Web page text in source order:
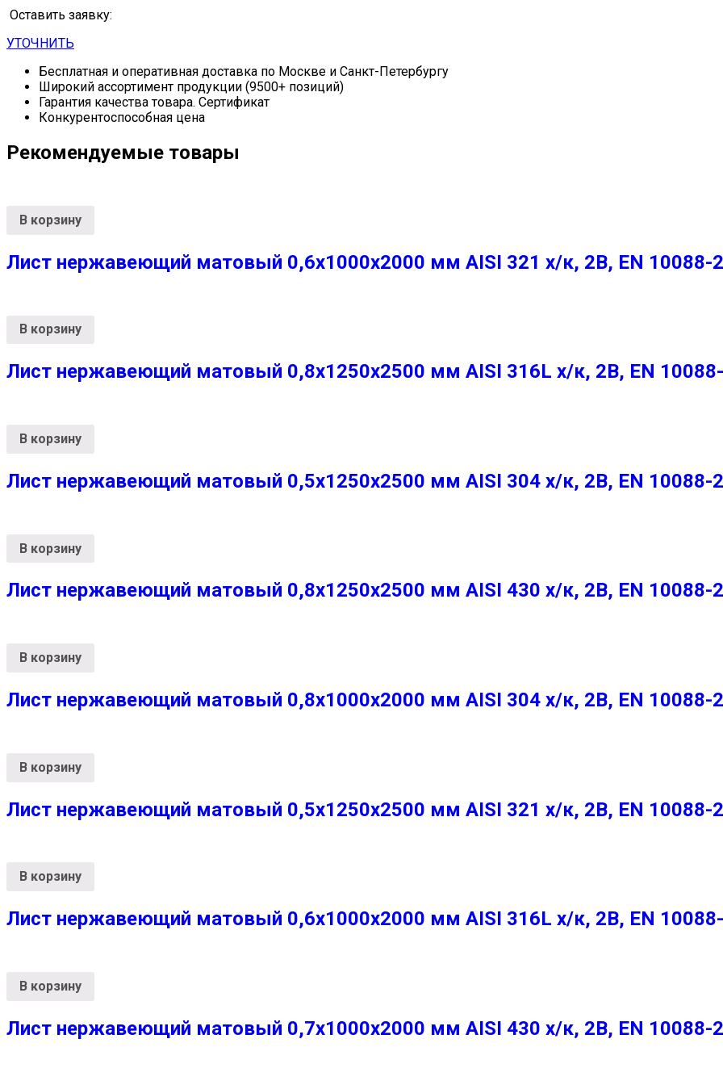
Оставить заявку:
УТОЧНИТЬ
Бесплатная и оперативная доставка по Москве и Санкт-Петербургу
Широкий ассортимент продукции (9500+ позиций)
Гарантия качества товара. Сертификат
Конкурентоспособная цена
Рекомендуемые товары
В корзину
Лист нержавеющий матовый 0,6х1000х2000 мм AISI 321 х/к, 2B, EN 10088-2
В корзину
Лист нержавеющий матовый 0,8х1250х2500 мм AISI 316L х/к, 2B, EN
В корзину
Лист нержавеющий матовый 0,5х1250х2500 мм AISI 304 х/к, 2B, EN 10088-2
В корзину
Лист нержавеющий матовый 0,8х1250х2500 мм AISI 430 х/к, 2B, EN 10088-2
В корзину
Лист нержавеющий матовый 0,8х1000х2000 мм AISI 304 х/к, 2B, EN 10088-2
В корзину
Лист нержавеющий матовый 0,5х1250х2500 мм AISI 321 х/к, 2B, EN 10088-2
В корзину
Лист нержавеющий матовый 0,6х1000х2000 мм AISI 316L х/к, 2B, EN
В корзину
Лист нержавеющий матовый 0,7х1000х2000 мм AISI 430 х/к, 2B, EN 10088-2